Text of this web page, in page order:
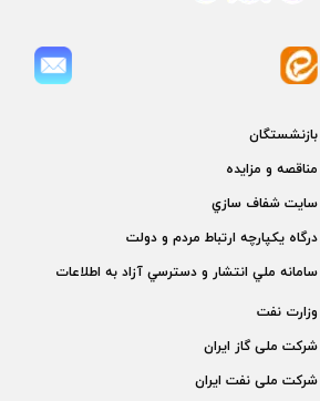
بازنشستگان
مناقصه و مزايده
سايت شفاف سازي
درگاه يكپارچه ارتباط مردم و دولت
سامانه ملي انتشار و دسترسي آزاد به اطلاعات
وزارت نفت
شركت ملی گاز ايران
شركت ملی نفت ايران